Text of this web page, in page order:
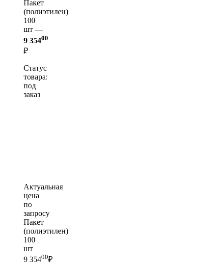
Пакет
(полиэтилен)
100
шт —
9 35400
₽
Статус
товара:
под
заказ
Актуальная
цена
по
запросу
Пакет
(полиэтилен)
100
шт
9 35400₽